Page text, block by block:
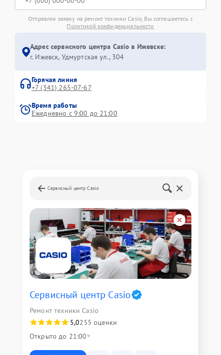
Отправляя заявку на ремонт техники Casio, Вы соглашаетесь с
Политикой конфиденциальности
Адрес сервисного центра Casio в Ижевске:
г. Ижевск, Удмуртская ул., 304
Горячая линия
+7 (341) 265-07-67
Время работы
Ежедневно с 9:00 до 21:00
Сервисный центр Casio
Сервисный центр Casio
Ремонт техники Casio
5,0255 оценки
Открыто до 21:00